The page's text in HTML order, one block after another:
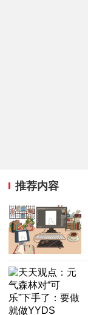
推荐内容